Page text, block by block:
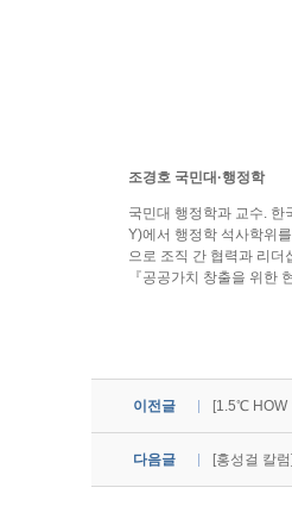
조경호 국민대·행정학
국민대 행정학과 교수.
Y)에서 행정학 석사학위
으로 조직 간 협력과 리더
『공공가치 창출을 위한
이전글 [1.5℃ HOW
다음글 [홍성걸 칼